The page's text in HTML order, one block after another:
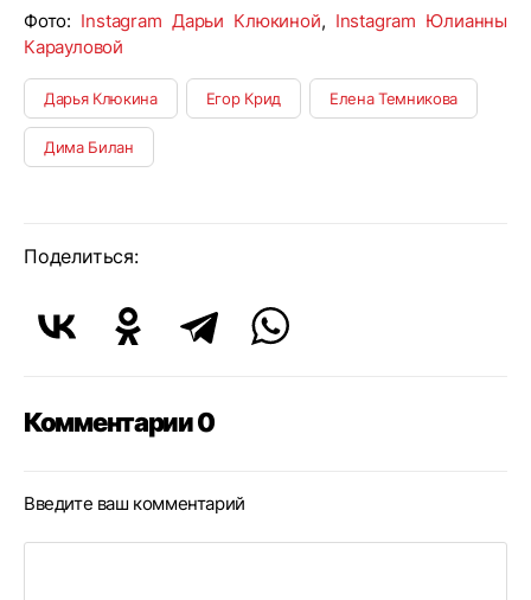
Фото: Instagram Дарьи Клюкиной, Instagram Юлианны
Карауловой
Дарья Клюкина Егор Крид Елена Темникова
Дима Билан
Поделиться:
Комментарии 0
Введите ваш комментарий